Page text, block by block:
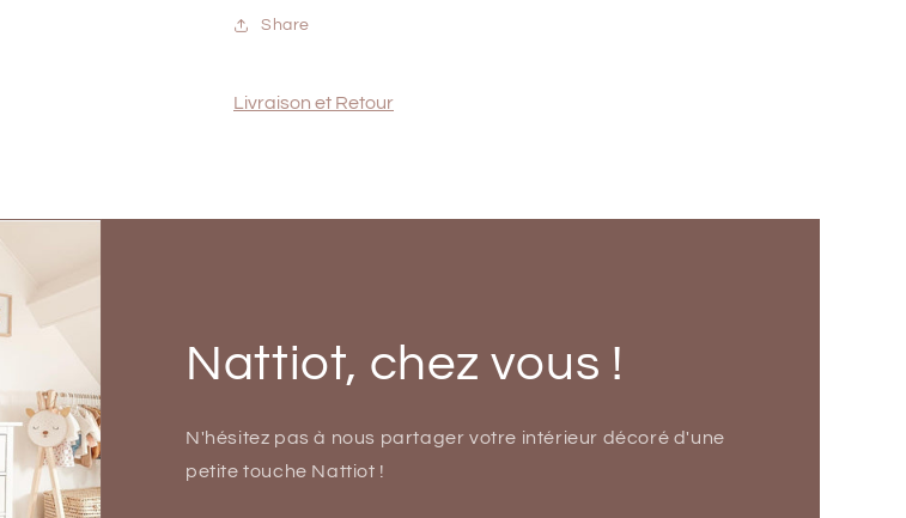
Share
Livraison et Retour
Nattiot, chez vous !
N'hésitez pas à nous partager votre intérieur décoré d'une
petite touche Nattiot !